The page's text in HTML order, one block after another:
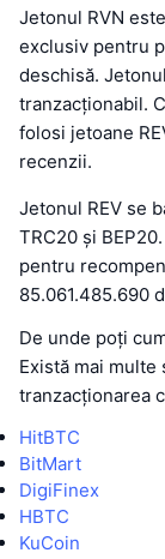
Jetonul RVN
exclusiv pentru
deschisă.
tranzacționabil.
folosi jetoane
recenzii.
Jetonul REV se
TRC20 și
pentru
85.061.485.690
De unde poți
Există mai
tranzacționarea
HitBTC
BitMart
DigiFinex
HBTC
KuCoin